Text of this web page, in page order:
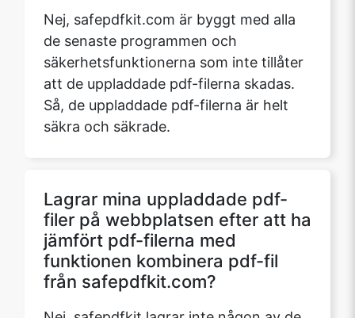
Nej, safepdfkit.com är byggt med alla
de senaste programmen och
säkerhetsfunktionerna som inte tillåter
att de uppladdade pdf-filerna skadas.
Så, de uppladdade pdf-filerna är helt
säkra och säkrade.
Lagrar mina uppladdade pdf-
filer på webbplatsen efter att ha
jämfört pdf-filerna med
funktionen kombinera pdf-fil
från safepdfkit.com?